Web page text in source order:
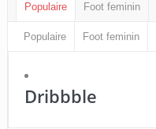
Populaire Foot feminin
Populaire Foot feminin
Dribbble